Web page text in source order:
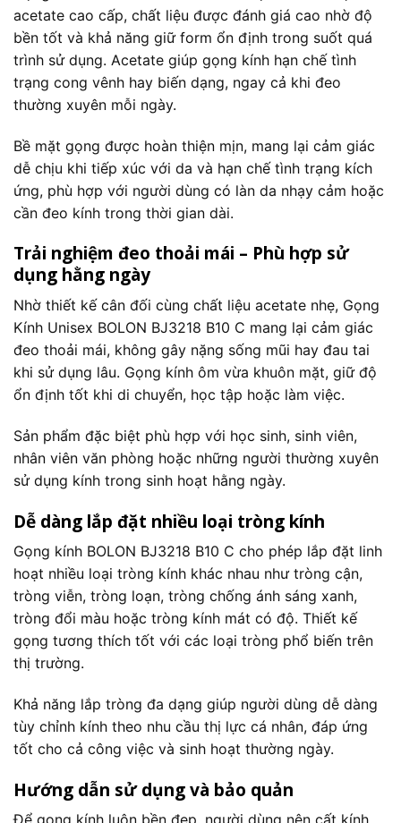
acetate cao cấp, chất liệu được đánh giá cao nhờ độ
bền tốt và khả năng giữ form ổn định trong suốt quá
trình sử dụng. Acetate giúp gọng kính hạn chế tình
trạng cong vênh hay biến dạng, ngay cả khi đeo
thường xuyên mỗi ngày.
Bề mặt gọng được hoàn thiện mịn, mang lại cảm giác
dễ chịu khi tiếp xúc với da và hạn chế tình trạng kích
ứng, phù hợp với người dùng có làn da nhạy cảm hoặc
cần đeo kính trong thời gian dài.
Trải nghiệm đeo thoải mái – Phù hợp sử
dụng hằng ngày
Nhờ thiết kế cân đối cùng chất liệu acetate nhẹ, Gọng
Kính Unisex BOLON BJ3218 B10 C mang lại cảm giác
đeo thoải mái, không gây nặng sống mũi hay đau tai
khi sử dụng lâu. Gọng kính ôm vừa khuôn mặt, giữ độ
ổn định tốt khi di chuyển, học tập hoặc làm việc.
Sản phẩm đặc biệt phù hợp với học sinh, sinh viên,
nhân viên văn phòng hoặc những người thường xuyên
sử dụng kính trong sinh hoạt hằng ngày.
Dễ dàng lắp đặt nhiều loại tròng kính
Gọng kính BOLON BJ3218 B10 C cho phép lắp đặt linh
hoạt nhiều loại tròng kính khác nhau như tròng cận,
tròng viễn, tròng loạn, tròng chống ánh sáng xanh,
tròng đổi màu hoặc tròng kính mát có độ. Thiết kế
gọng tương thích tốt với các loại tròng phổ biến trên
thị trường.
Khả năng lắp tròng đa dạng giúp người dùng dễ dàng
tùy chỉnh kính theo nhu cầu thị lực cá nhân, đáp ứng
tốt cho cả công việc và sinh hoạt thường ngày.
Hướng dẫn sử dụng và bảo quản